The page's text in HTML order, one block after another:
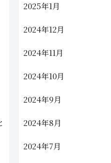
2025年1月
2024年12月
2024年11月
2024年10月
2024年9月
2024年8月
2024年7月